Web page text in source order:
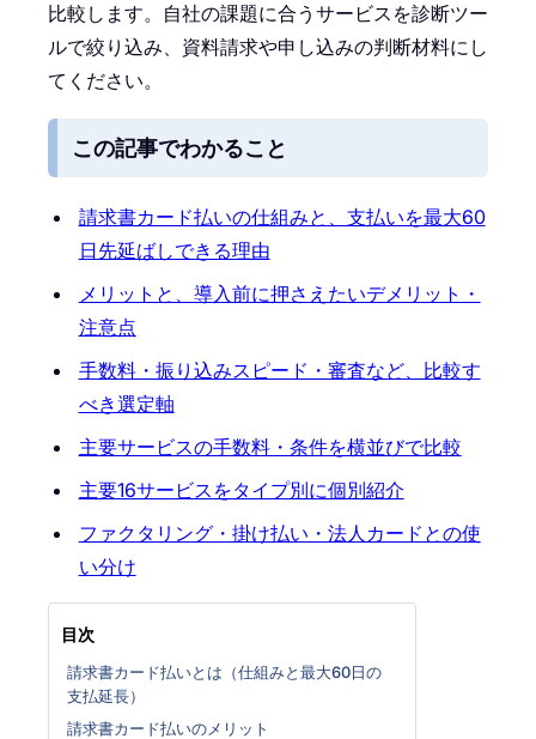
比較します。自社の課題に合うサービスを診断ツー
ルで絞り込み、資料請求や申し込みの判断材料にし
てください。
この記事でわかること
請求書カード払いの仕組みと、支払いを最大60
日先延ばしできる理由
メリットと、導入前に押さえたいデメリット・
注意点
手数料・振り込みスピード・審査など、比較す
べき選定軸
主要サービスの手数料・条件を横並びで比較
主要16サービスをタイプ別に個別紹介
ファクタリング・掛け払い・法人カードとの使
い分け
目次
請求書カード払いとは（仕組みと最大60日の
支払延長）
請求書カード払いのメリット